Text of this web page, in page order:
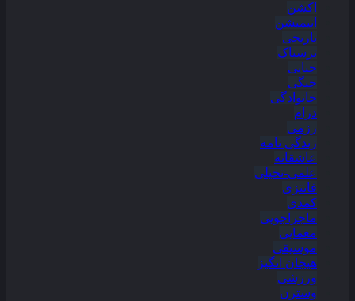
اکشن
انیمیشن
تاریخی
ترسناک
جنایی
جنگی
خانوادگی
درام
رزمی
زندگی نامه
عاشقانه
علمی-تخیلی
فانتزی
کمدی
ماجراجویی
معمایی
موسیقی
هیجان انگیز
ورزشی
وسترن